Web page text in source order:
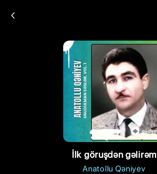
İlk göruşdən gəlirəm
Anatollu Qəniyev